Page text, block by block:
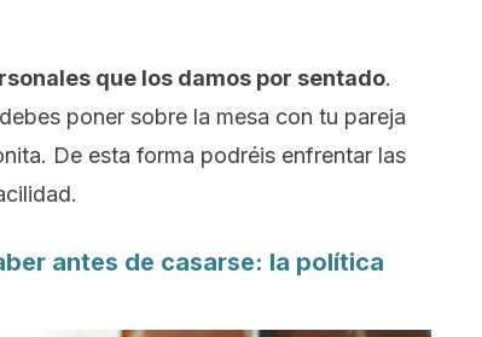
que los damos por sentado.
poner sobre la mesa con tu pareja
De esta forma podréis enfrentar las
antes de casarse: la política